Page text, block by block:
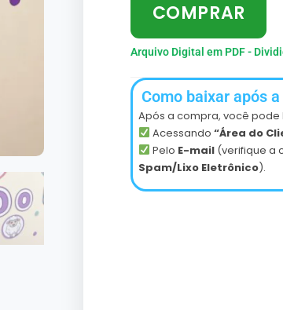
COMPRAR
Arquivo Digital em PDF -
Como baixar após
Após a compra, você pode
Acessando “Área do
Pelo E-mail(verifique a
Spam/Lixo Eletrônico).